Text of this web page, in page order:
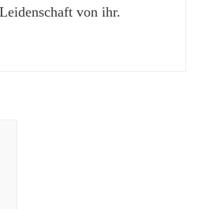
von ihr.